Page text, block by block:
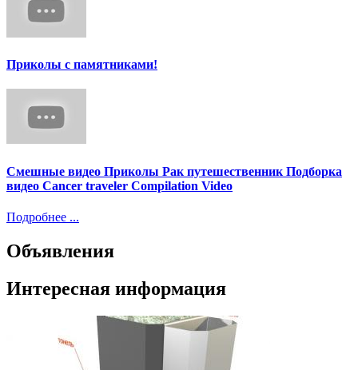
Приколы с памятниками!
Смешные видео Приколы Рак путешественник Подборка
видео Cancer traveler Compilation Video
Подробнее ...
Объявления
Интересная информация